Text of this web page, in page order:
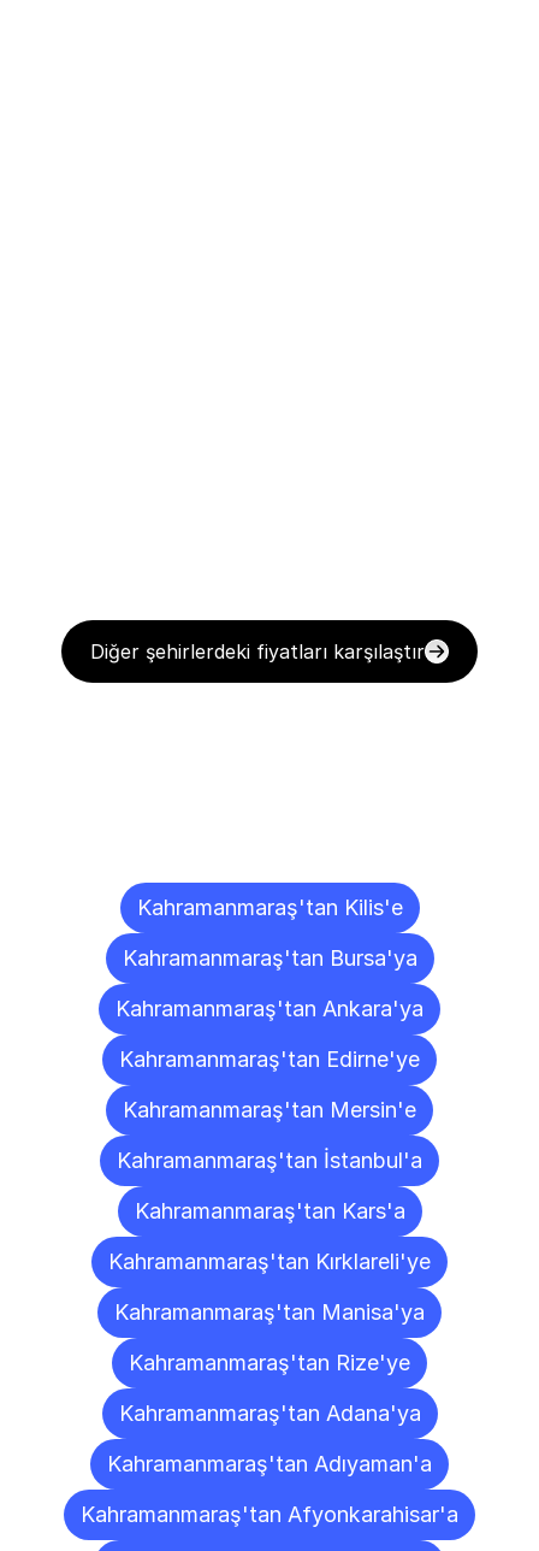
Diğer şehirlerdeki fiyatları karşılaştır
Kahramanmaraş'tan Kilis'e
Kahramanmaraş'tan Bursa'ya
Kahramanmaraş'tan Ankara'ya
Kahramanmaraş'tan Edirne'ye
Kahramanmaraş'tan Mersin'e
Kahramanmaraş'tan İstanbul'a
Kahramanmaraş'tan Kars'a
Kahramanmaraş'tan Kırklareli'ye
Kahramanmaraş'tan Manisa'ya
Kahramanmaraş'tan Rize'ye
Kahramanmaraş'tan Adana'ya
Kahramanmaraş'tan Adıyaman'a
Kahramanmaraş'tan Afyonkarahisar'a